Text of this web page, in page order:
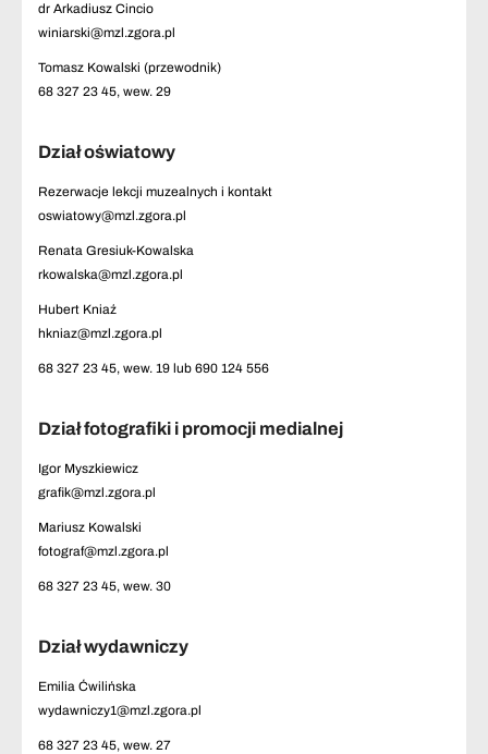
dr Arkadiusz Cincio
winiarski@mzl.zgora.pl
Tomasz Kowalski (przewodnik)
68 327 23 45, wew. 29
Dział oświatowy
Rezerwacje lekcji muzealnych i kontakt
oswiatowy@mzl.zgora.pl
Renata Gresiuk-Kowalska
rkowalska@mzl.zgora.pl
Hubert Kniaź
hkniaz@mzl.zgora.pl
68 327 23 45, wew. 19 lub 690 124 556
Dział fotografiki i promocji medialnej
Igor Myszkiewicz
grafik@mzl.zgora.pl
Mariusz Kowalski
fotograf@mzl.zgora.pl
68 327 23 45, wew. 30
Dział wydawniczy
Emilia Ćwilińska
wydawniczy1@mzl.zgora.pl
68 327 23 45, wew. 27